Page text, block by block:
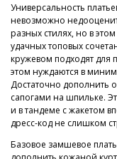
Универсальность
невозможно
разных стилях, но в
удачных топовых
кружевом подходят для
этом нуждаются в
Достаточно дополнить
сапогами на шпильке.
и в тандеме с жакетом
дресс-код не слишком
Базовое замшевое